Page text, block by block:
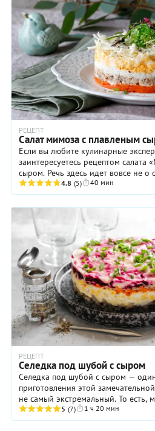
РЕЦЕПТ
Салат мимоза с плавленым
Если вы любите кулинарные
заинтересуетесь рецептом салата
сыром. Речь здесь идет вовсе не
о вариациях на тему, так ...
4.8 (5) 40 мин
РЕЦЕПТ
Селедка под шубой с сыром
Селедка под шубой с сыром —
приготовления этой
не самый экстремальный. То есть,
близкие и гости дома по
5 (7) 1 ч 20 мин